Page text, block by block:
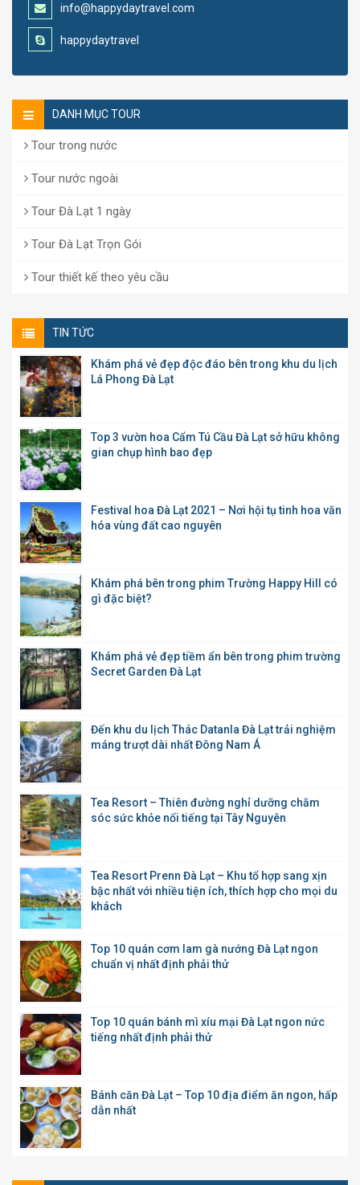
info@happydaytravel.com
happydaytravel
DANH MỤC TOUR
Tour trong nước
Tour nước ngoài
Tour Đà Lạt 1 ngày
Tour Đà Lạt Trọn Gói
Tour thiết kế theo yêu cầu
TIN TỨC
Khám phá vẻ đẹp độc đáo bên trong khu du lịch
Lá Phong Đà Lạt
Top 3 vườn hoa Cẩm Tú Cầu Đà Lạt sở hữu không
gian chụp hình bao đẹp
Festival hoa Đà Lạt 2021 – Nơi hội tụ tinh hoa văn
hóa vùng đất cao nguyên
Khám phá bên trong phim Trường Happy Hill có
gì đặc biệt?
Khám phá vẻ đẹp tiềm ẩn bên trong phim trường
Secret Garden Đà Lạt
Đến khu du lịch Thác Datanla Đà Lạt trải nghiệm
máng trượt dài nhất Đông Nam Á
Tea Resort – Thiên đường nghỉ dưỡng chăm
sóc sức khỏe nổi tiếng tại Tây Nguyên
Tea Resort Prenn Đà Lạt – Khu tổ hợp sang xịn
bậc nhất với nhiều tiện ích, thích hợp cho mọi du
khách
Top 10 quán cơm lam gà nướng Đà Lạt ngon
chuẩn vị nhất định phải thử
Top 10 quán bánh mì xíu mại Đà Lạt ngon nức
tiếng nhất định phải thử
Bánh căn Đà Lạt – Top 10 địa điểm ăn ngon, hấp
dẫn nhất